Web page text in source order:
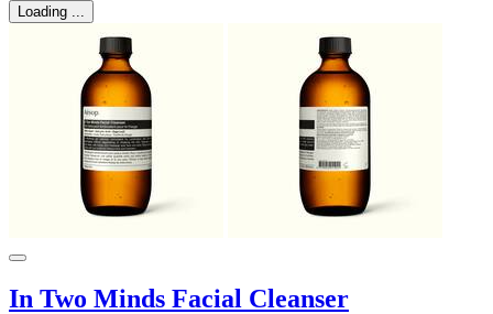
Loading ...
In Two Minds Facial Cleanser